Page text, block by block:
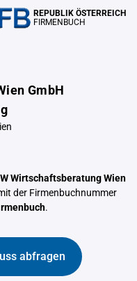
REPUBLIK ÖSTERREICH
FIRMENBUCH
GmbH
Wirtschaftsberatung Wien
der Firmenbuchnummer
.
abfragen